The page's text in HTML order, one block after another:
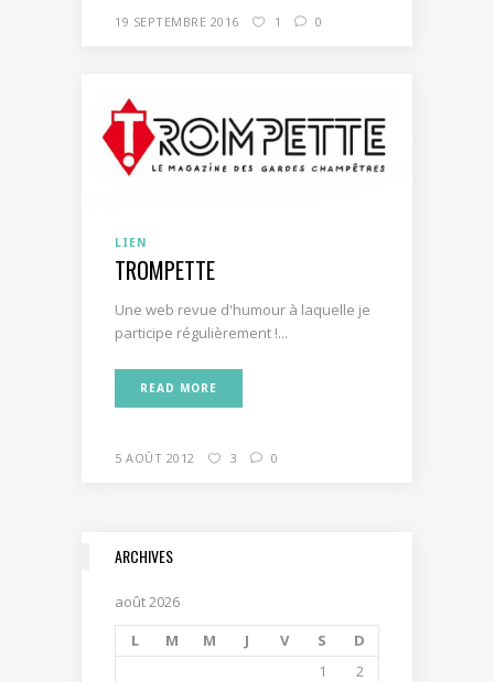
19 SEPTEMBRE 2016 1 0
LIEN
TROMPETTE
Une web revue d'humour à laquelle je
participe régulièrement !...
READ MORE
5 AOÛT 2012 3 0
ARCHIVES
août 2026
L
M M J V S
D
1
2